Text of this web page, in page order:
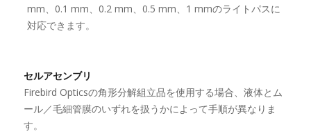
mm、0.1 mm、0.2 mm、0.5 mm、1 mmのライトパスに
対応できます。
セルアセンブリ
Firebird Opticsの角形分解組立品を使用する場合、液体とム
ール／毛細管膜のいずれを扱うかによって手順が異なりま
す。